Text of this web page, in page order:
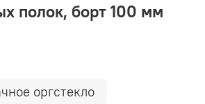
полок, борт 100 мм
оргстекло